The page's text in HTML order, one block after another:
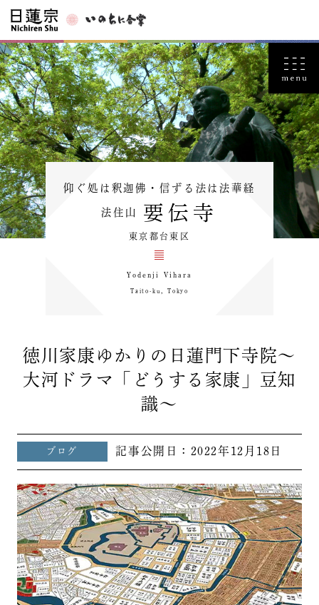
仰ぐ処は釈迦佛・信ずる法は法華経
法住山 要伝寺
東京都台東区
Yodenji Vihara
Taito-ku，Tokyo
徳川家康ゆかりの日蓮門下寺院～
大河ドラマ「どうする家康」豆知
識～
ブログ 記事公開日： 2022年12月18日